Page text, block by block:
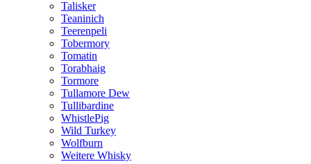
Talisker
Teaninich
Teerenpeli
Tobermory
Tomatin
Torabhaig
Tormore
Tullamore Dew
Tullibardine
WhistlePig
Wild Turkey
Wolfburn
Weitere Whisky